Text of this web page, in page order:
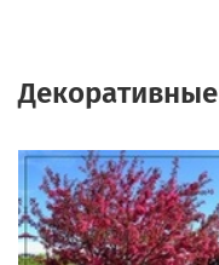
Декоративные